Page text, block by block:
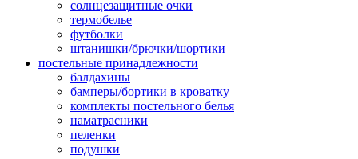
солнцезащитные очки
термобелье
футболки
штанишки/брючки/шортики
постельные принадлежности
балдахины
бамперы/бортики в кроватку
комплекты постельного белья
наматрасники
пеленки
подушки